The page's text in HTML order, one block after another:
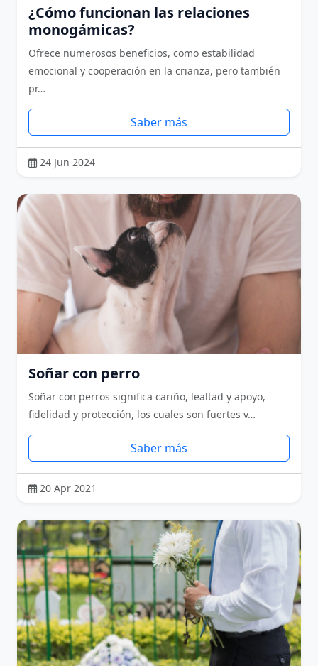
¿Cómo funcionan las relaciones
monogámicas?
Ofrece numerosos beneficios, como estabilidad
emocional y cooperación en la crianza, pero también
pr…
Saber más
24 Jun 2024
Soñar con perro
Soñar con perros significa cariño, lealtad y apoyo,
fidelidad y protección, los cuales son fuertes v…
Saber más
20 Apr 2021